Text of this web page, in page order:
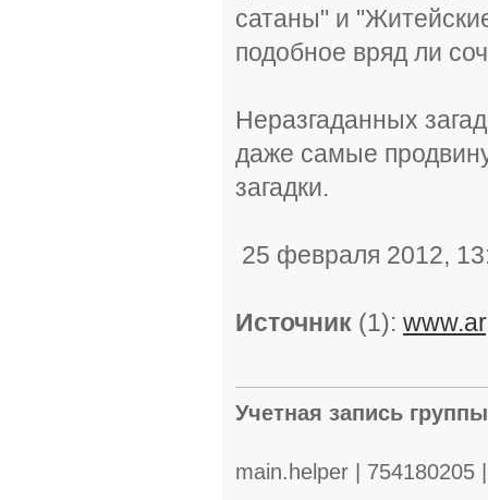
сатаны" и
подобное вряд ли
Неразгаданных
даже самые
загадки.
25 февраля 2012,
Источник (1):
Учетная запись
main.helper |